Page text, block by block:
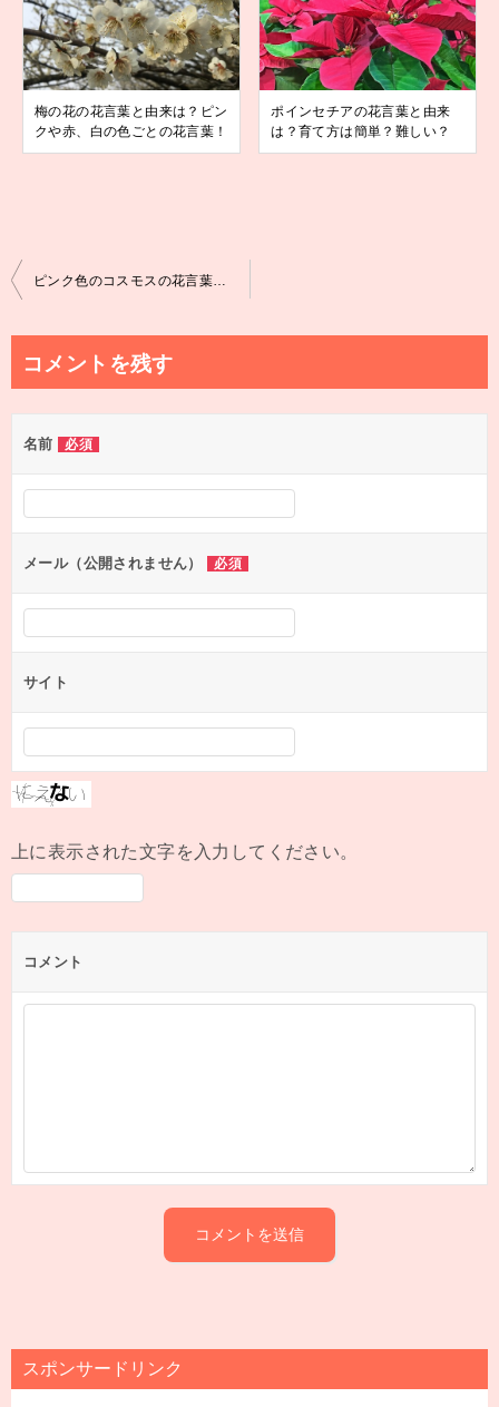
梅の花の花言葉と由来は？ピン
クや赤、白の色ごとの花言葉！
ポインセチアの花言葉と由来
は？育て方は簡単？難しい？
投
ビ
ー
シ
ン
ピンク色のコスモスの花言葉は？由来は？どんな品種がある？
コメントを残す
名前 必須
メール（公開されません） 必須
サイト
上に表示された文字を入力してください。
コメント
スポンサードリンク